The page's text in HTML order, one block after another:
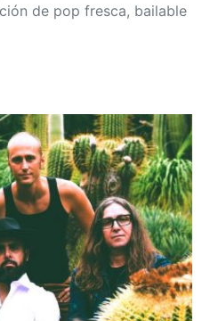
de pop fresca, bailable